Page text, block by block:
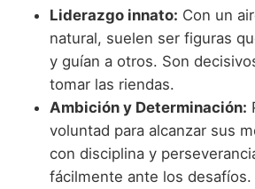
Liderazgo innato: Con un
natural, suelen ser figuras
y guían a otros. Son
tomar las riendas.
Ambición y Determinación:
voluntad para alcanzar sus
con disciplina y
fácilmente ante los desafíos.